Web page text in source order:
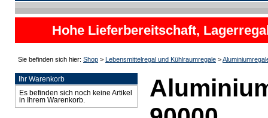
Hohe Lieferbereitschaft,
nicht
Sie befinden sich hier: Shop > Lebensmittelregal und Kühlraumregale >
Ihr Warenkorb
Es befinden sich noch keine Artikel
in Ihrem Warenkorb.